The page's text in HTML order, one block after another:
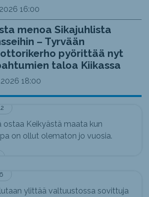
16:00
menoa Sikajuhlista
– Tyrvään
pyörittää nyt
taloa Kiikassa
18:00
ostaa Keikyästä maata kun
on ollut olematon jo vuosia.
ylittää valtuustossa sovittuja